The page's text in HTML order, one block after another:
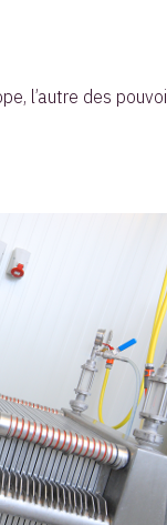
l’autre des